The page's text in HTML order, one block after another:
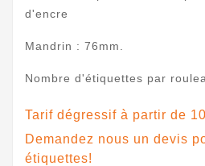
d'encre
Mandrin : 76mm.
Nombre d'étiquettes par
Tarif dégressif à partir de
Demandez nous un devis
étiquettes!